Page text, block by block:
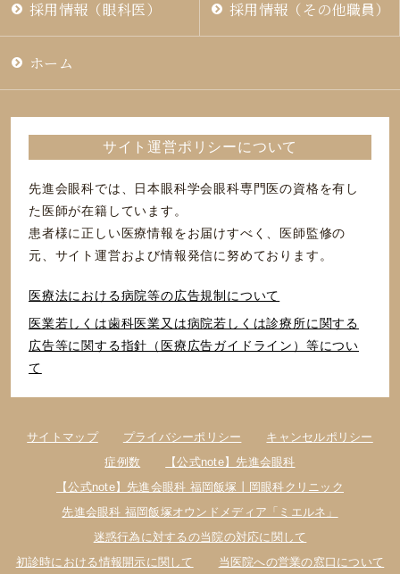
採用情報（眼科医） 採用情報（その他職員）
ホーム
サイト運営ポリシーについて
先進会眼科では、日本眼科学会眼科専門医の資格を有し
た医師が在籍しています。
患者様に正しい医療情報をお届けすべく、医師監修の
元、サイト運営および情報発信に努めております。
医療法における病院等の広告規制について
医業若しくは⻭科医業⼜は病院若しくは診療所に関する
広告等に関する指針（医療広告ガイドライン）等につい
て
サイトマップ プライバシーポリシー
キャンセルポリシー
症例数
【公式note】先進会眼科
【公式note】先進会眼科 福岡飯塚丨岡眼科クリニック
先進会眼科 福岡飯塚オウンドメディア「ミエルネ」
迷惑行為に対するの当院の対応に関して
初診時における情報開示に関して
当医院への営業の窓口について